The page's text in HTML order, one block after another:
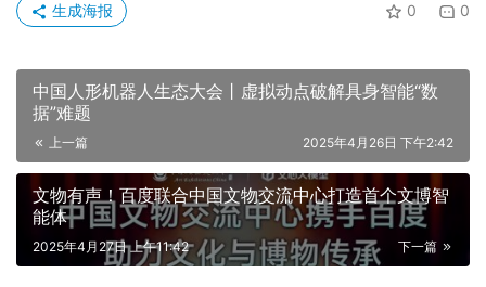
0 0
生成海报
中国人形机器人生态大会丨虚拟动点破解具身智能“数
据”难题
上一篇 2025年4月26日 下午2:42
文物有声！百度联合中国文物交流中心打造首个文博智
能体
下一篇
2025年4月27日 上午11:42